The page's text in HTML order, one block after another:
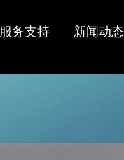
工业级ONU
ONU
配网自动化
服务支持
在线留言
技术文档下载
新闻动态
资质认证
在线反馈